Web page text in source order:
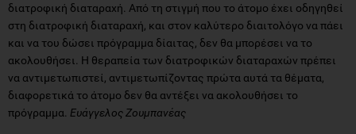
διατροφική διαταραχή. Από τη στιγμή που το άτομο έχει οδηγηθεί
στη διατροφική διαταραχή, και στον καλύτερο διαιτολόγο να πάει
και να του δώσει πρόγραμμα δίαιτας, δεν θα μπορέσει να το
ακολουθήσει. Η θεραπεία των διατροφικών διαταραχών πρέπει
να αντιμετωπιστεί, αντιμετωπίζοντας πρώτα αυτά τα θέματα,
διαφορετικά το άτομο δεν θα αντέξει να ακολουθήσει το
πρόγραμμα. Ευάγγελος Ζουμπανέας